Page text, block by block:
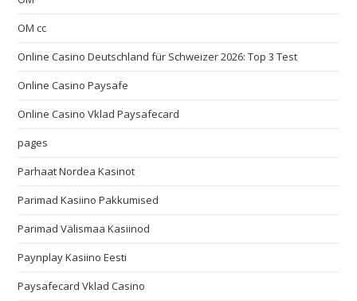
OM cc
Online Casino Deutschland für Schweizer 2026: Top 3 Test
Online Casino Paysafe
Online Casino Vklad Paysafecard
pages
Parhaat Nordea Kasinot
Parimad Kasiino Pakkumised
Parimad Välismaa Kasiinod
Paynplay Kasiino Eesti
Paysafecard Vklad Casino